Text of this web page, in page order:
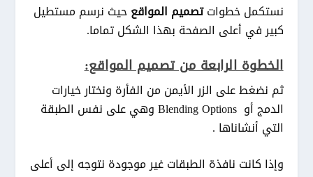
نستكمل خطواتتصميم المواقعحيث نرسم مستطيل
كبير في أعلى الصفحة بهذا الشكل تماما.
الخطوة الرابعة من تصميم المواقع:
ثم نضغط على الزر الأيمن من الفأرة ونختار خيارات
الدمج أو Blending Options وهي على نفس الطبقة
التي أنشاناها .
وإذا كانت نافذة الطبقات غير موجودة نتوجه إلى أعلى